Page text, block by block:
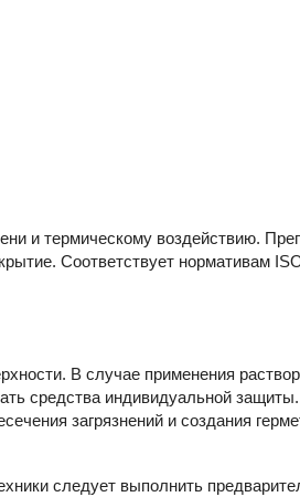
и термическому воздействию.
Соответствует нормативам
В случае применения
средства индивидуальной
загрязнений и создания
следует выполнить